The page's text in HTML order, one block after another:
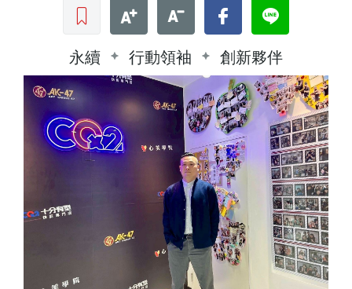
收藏文章 文字加大 文字縮小 Facebook
永續 行動領袖 創新夥伴